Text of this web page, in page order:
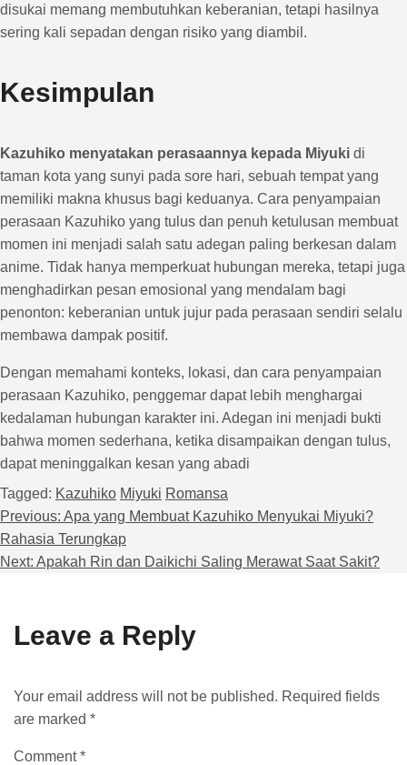
disukai memang membutuhkan keberanian, tetapi hasilnya
sering kali sepadan dengan risiko yang diambil.
Kesimpulan
Kazuhiko menyatakan perasaannya kepada Miyuki di
taman kota yang sunyi pada sore hari, sebuah tempat yang
memiliki makna khusus bagi keduanya. Cara penyampaian
perasaan Kazuhiko yang tulus dan penuh ketulusan membuat
momen ini menjadi salah satu adegan paling berkesan dalam
anime. Tidak hanya memperkuat hubungan mereka, tetapi juga
menghadirkan pesan emosional yang mendalam bagi
penonton: keberanian untuk jujur pada perasaan sendiri selalu
membawa dampak positif.
Dengan memahami konteks, lokasi, dan cara penyampaian
perasaan Kazuhiko, penggemar dapat lebih menghargai
kedalaman hubungan karakter ini. Adegan ini menjadi bukti
bahwa momen sederhana, ketika disampaikan dengan tulus,
dapat meninggalkan kesan yang abadi
Tagged: Kazuhiko Miyuki Romansa
Navigasi pos
Previous: Apa yang Membuat Kazuhiko Menyukai Miyuki?
Rahasia Terungkap
Next: Apakah Rin dan Daikichi Saling Merawat Saat Sakit?
Leave a Reply
Your email address will not be published. Required fields
are marked *
Comment*